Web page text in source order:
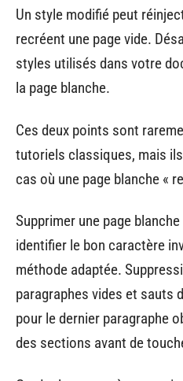
Un style modifié peut
recréent une page vide.
styles utilisés dans votre
la page blanche.
Ces deux points sont
tutoriels classiques, mais
cas où une page blanche «
Supprimer une page
identifier le bon caractère
méthode adaptée.
paragraphes vides et sauts
pour le dernier paragraphe
des sections avant de